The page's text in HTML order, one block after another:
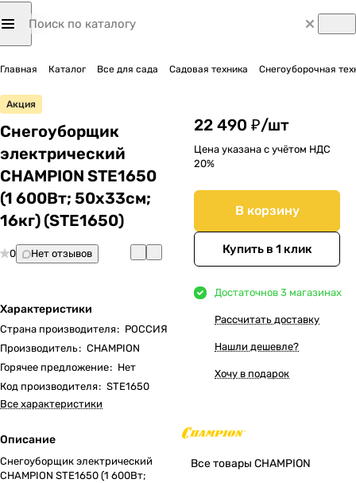
Главная Каталог Все для сада Садовая техника Снегоуборочная
Акция
Снегоуборщик
электрический
CHAMPION STE1650
(1 600Вт; 50х33см;
16кг) (STE1650)
0 Нет отзывов
Характеристики
Страна производителя: РОССИЯ
Производитель: CHAMPION
Горячее предложение: Нет
Код производителя: STE1650
Все характеристики
Описание
Снегоуборщик электрический
CHAMPION STE1650 (1 600Вт;
22 490 ₽/шт
Цена указана с учётом НДС
20%
В корзину
Купить в 1 клик
Достаточнов 3 магазинах
Рассчитать доставку
Нашли дешевле?
Хочу в подарок
Все товары CHAMPION